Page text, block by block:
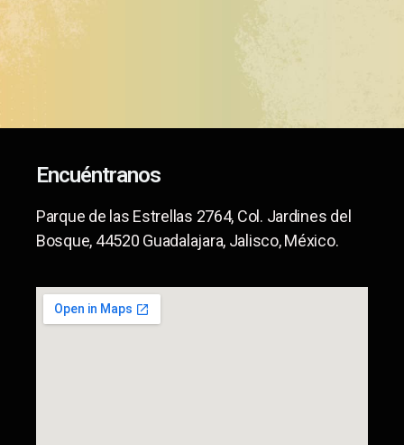
Encuéntranos
Parque de las Estrellas 2764, Col. Jardines del
Bosque, 44520 Guadalajara, Jalisco, México.